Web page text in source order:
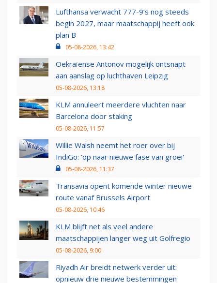
Lufthansa verwacht 777-9’s nog steeds
begin 2027, maar maatschappij heeft ook
plan B
05-08-2026, 13:42
Oekraïense Antonov mogelijk ontsnapt
aan aanslag op luchthaven Leipzig
05-08-2026, 13:18
KLM annuleert meerdere vluchten naar
Barcelona door staking
05-08-2026, 11:57
Willie Walsh neemt het roer over bij
IndiGo: 'op naar nieuwe fase van groei'
05-08-2026, 11:37
Transavia opent komende winter nieuwe
route vanaf Brussels Airport
05-08-2026, 10:46
KLM blijft net als veel andere
maatschappijen langer weg uit Golfregio
05-08-2026, 9:00
Riyadh Air breidt netwerk verder uit:
opnieuw drie nieuwe bestemmingen